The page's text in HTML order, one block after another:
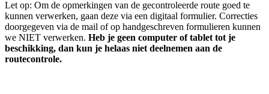
Let op: Om de opmerkingen van de gecontroleerde route goed te
kunnen verwerken, gaan deze via een digitaal formulier. Correcties
doorgegeven via de mail of op handgeschreven formulieren kunnen
we NIET verwerken. Heb je geen computer of tablet tot je
beschikking, dan kun je helaas niet deelnemen aan de
routecontrole.